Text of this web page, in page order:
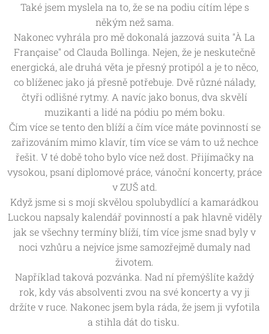
Také jsem myslela na to, že se na podiu cítím lépe s
někým než sama.
Nakonec vyhrála pro mě dokonalá jazzová suita "À La
Française" od Clauda Bollinga. Nejen, že je neskutečně
energická, ale druhá věta je přesný protipól a je to něco,
co blíženec jako já přesně potřebuje. Dvě různé nálady,
čtyři odlišné rytmy. A navíc jako bonus, dva skvělí
muzikanti a lidé na pódiu po mém boku.
Čím více se tento den blíží a čím více máte povinností se
zařizováním mimo klavír, tím více se vám to už nechce
řešit. V té době toho bylo více než dost. Přijímačky na
vysokou, psaní diplomové práce, vánoční koncerty, práce
v ZUŠ atd.
Když jsme si s mojí skvělou spolubydlící a kamarádkou
Luckou napsaly kalendář povinností a pak hlavně viděly
jak se všechny termíny blíží, tím více jsme snad byly v
noci vzhůru a nejvíce jsme samozřejmě dumaly nad
životem.
Například taková pozvánka. Nad ní přemýšlíte každý
rok, kdy vás absolventi zvou na své koncerty a vy ji
držíte v ruce. Nakonec jsem byla ráda, že jsem ji vyfotila
a stihla dát do tisku.